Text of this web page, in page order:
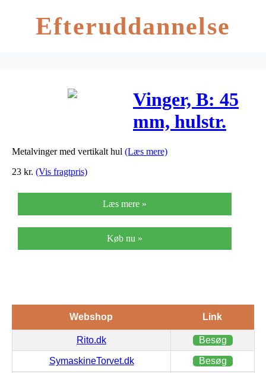
Efteruddannelse
Vinger, B: 45
mm, hulstr.
1,5 mm, antik
Metalvinger med vertikalt hul (Læs mere)
23 kr. (Vis fragtpris)
Læs mere »
Køb nu »
Webshop Link
Rito.dk Besøg
SymaskineTorvet.dk Besøg